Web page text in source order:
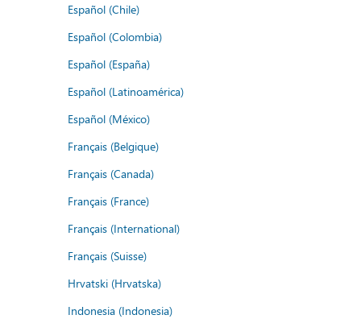
Español (Chile)
Español (Colombia)
Español (España)
Español (Latinoamérica)
Español (México)
Français (Belgique)
Français (Canada)
Français (France)
Français (International)
Français (Suisse)
Hrvatski (Hrvatska)
Indonesia (Indonesia)